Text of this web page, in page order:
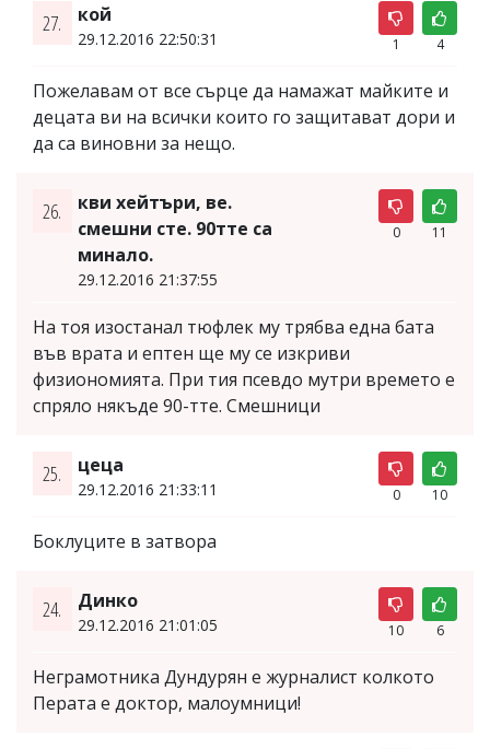
27. кой
29.12.2016 22:50:31 1 4
Пожелавам от все сърце да намажат майките и
децата ви на всички които го защитават дори и
да са виновни за нещо.
26.
кви хейтъри, ве.
смешни сте. 90тте са
минало.
29.12.2016 21:37:55
0 11
На тоя изостанал тюфлек му трябва една бата
във врата и ептен ще му се изкриви
физиономията. При тия псевдо мутри времето е
спряло някъде 90-тте. Смешници
25. цеца
29.12.2016 21:33:11 0 10
Боклуците в затвора
24. Динко
29.12.2016 21:01:05 10 6
Неграмотника Дундурян е журналист колкото
Перата е доктор, малоумници!